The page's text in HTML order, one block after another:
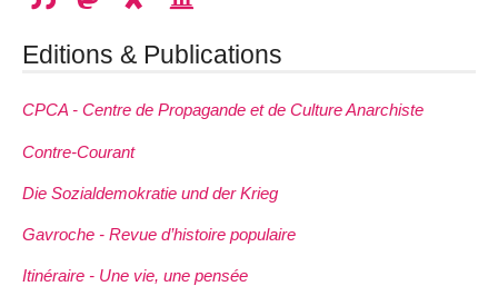
Editions & Publications
CPCA - Centre de Propagande et de Culture Anarchiste
Contre-Courant
Die Sozialdemokratie und der Krieg
Gavroche - Revue d’histoire populaire
Itinéraire - Une vie, une pensée